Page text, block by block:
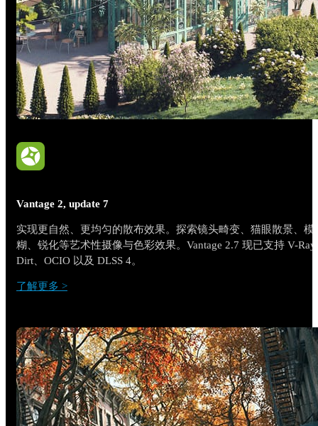
Vantage 2, update 7
实现更自然、更均匀的散布效果。探索镜头畸变、猫眼散景、模
糊、锐化等艺术性摄像与色彩效果。Vantage 2.7 现已支持 V-Ray
Dirt、OCIO 以及 DLSS 4。
了解更多 >